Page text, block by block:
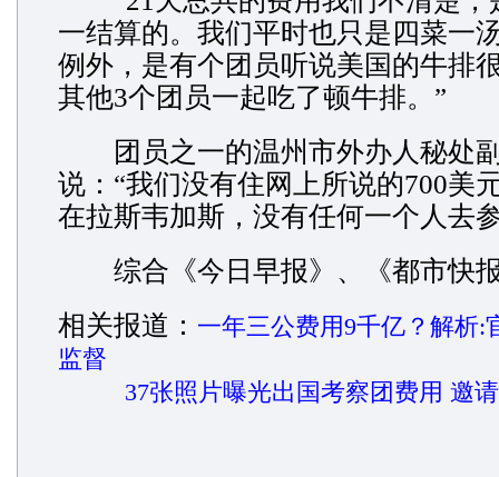
一结算的。我们平时也只是四菜一
例外，是有个团员听说美国的牛排
其他3个团员一起吃了顿牛排。”
团员之一的温州市外办人秘处
说：“我们没有住网上所说的700美
在拉斯韦加斯，没有任何一个人去
综合《今日早报》、《都市快
相关报道 ： 一年三公费用9千亿？解析:
监督
37张照片曝光出国考察团费用 邀